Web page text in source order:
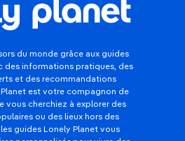
du monde grâce aux guides
des informations pratiques, des
et des recommandations
est votre compagnon de
vous cherchiez à explorer des
ou des lieux hors des
guides Lonely Planet vous